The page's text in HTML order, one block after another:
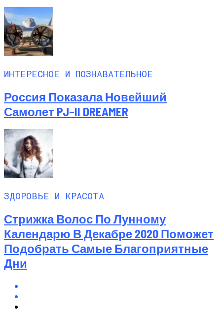
ИНТЕРЕСНОЕ И ПОЗНАВАТЕЛЬНОЕ
Россия Показала Новейший
Самолет PJ–II DREAMER
ЗДОРОВЬЕ И КРАСОТА
Стрижка Волос По Лунному
Календарю В Декабре 2020 Поможет
Подобрать Самые Благоприятные
Дни